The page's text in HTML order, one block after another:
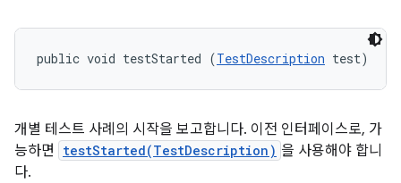
public void testStarted (TestDescription test)
개별 테스트 사례의 시작을 보고합니다. 이전 인터페이스로, 가
능하면
testStarted(TestDescription) 을 사용해야 합니
다.